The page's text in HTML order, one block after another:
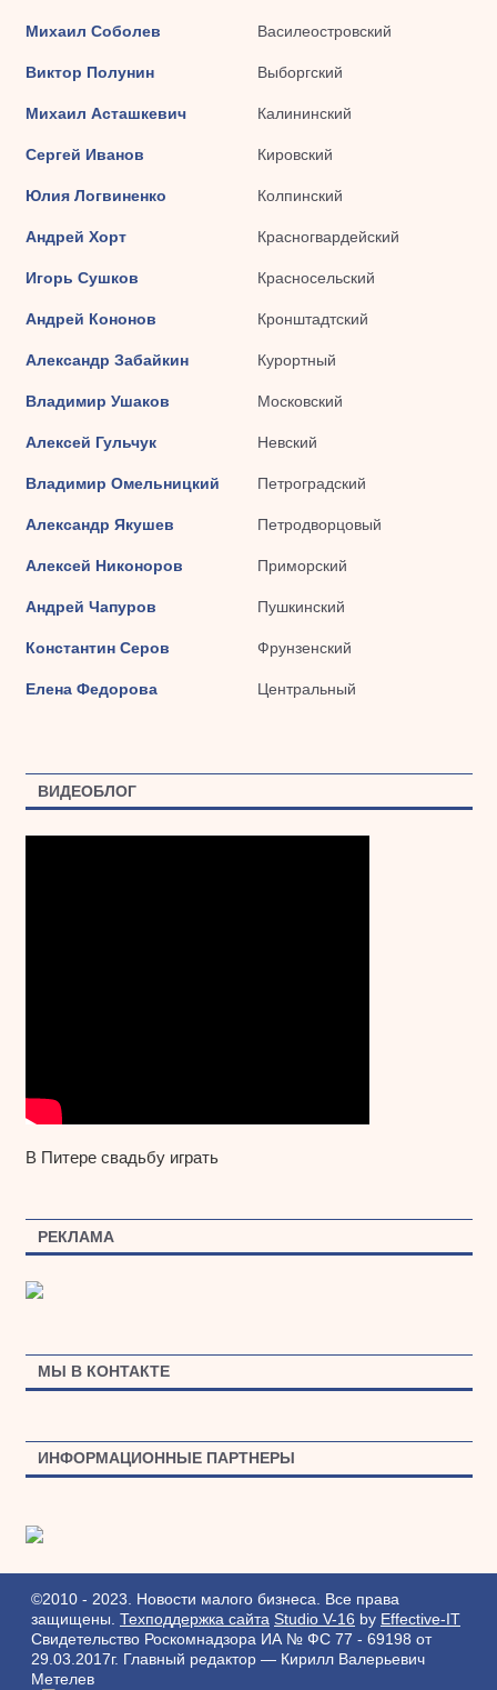
Михаил Соболев Василеостровский
Виктор Полунин Выборгский
Михаил Асташкевич Калининский
Сергей Иванов Кировский
Юлия Логвиненко Колпинский
Андрей Хорт Красногвардейский
Игорь Сушков Красносельский
Андрей Кононов Кронштадтский
Александр Забайкин Курортный
Владимир Ушаков Московский
Алексей Гульчук Невский
Владимир Омельницкий Петроградский
Александр Якушев Петродворцовый
Алексей Никоноров Приморский
Андрей Чапуров Пушкинский
Константин Серов Фрунзенский
Елена Федорова Центральный
ВИДЕОБЛОГ
В Питере свадьбу играть
РЕКЛАМА
МЫ В КОНТАКТЕ
ИНФОРМАЦИОННЫЕ ПАРТНЕРЫ
©2010 - 2023. Новости малого бизнеса. Все права
защищены. Техподдержка сайта Studio V-16 by Effective-IT
Свидетельство Роскомнадзора ИА № ФС 77 - 69198 от
29.03.2017г.